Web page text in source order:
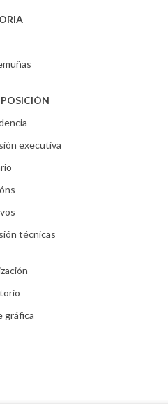
executiva
técnicas
gráfica